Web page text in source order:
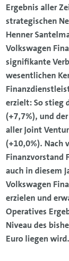
Ergebnis aller
strategischen
Henner
Volkswagen
signifikante
wesentlichen
erzielt: So stieg
(+7,7%), und
aller Joint
(+10,0%). Nach
Finanzvorstand
auch in diesem
Volkswagen
erzielen und
Operatives
Niveau des
Euro liegen